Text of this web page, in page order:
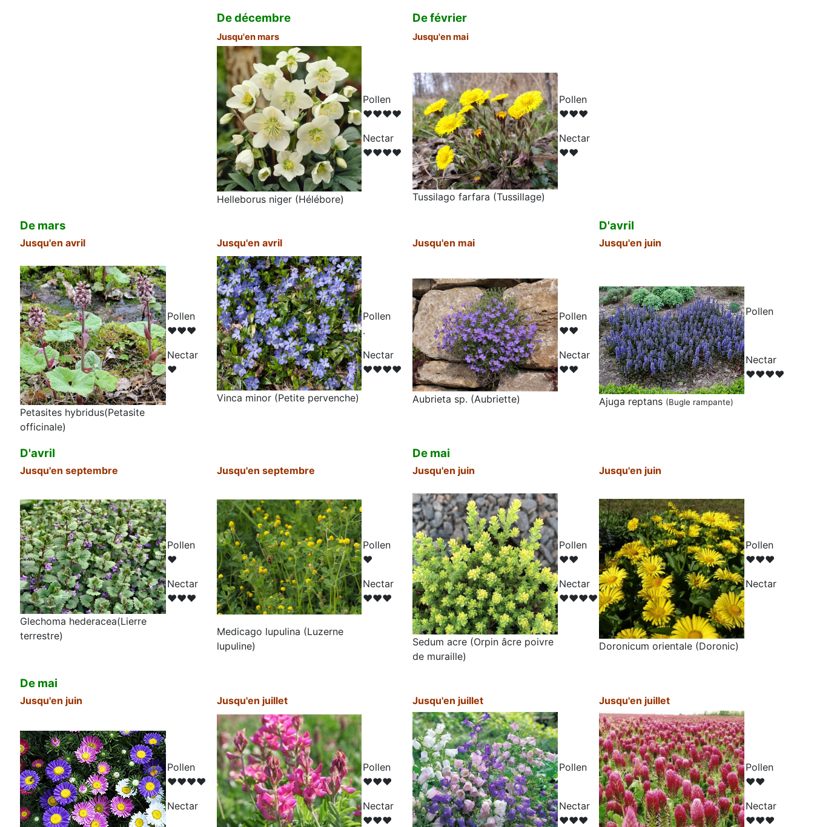
De décembre De février
Jusqu'en mars Jusqu'en mai
Helleborus niger (Hélébore)
Pollen
♥♥♥♥
Nectar
♥♥♥♥
Tussilago farfara (Tussillage)
Pollen
♥♥♥
Nectar
♥♥
De mars D'avril
Jusqu'en avril Jusqu'en avril Jusqu'en mai Jusqu'en juin
Petasites hybridus(Petasite
officinale)
Pollen
♥♥♥
Nectar
♥
Vinca minor (Petite pervenche)
Pollen
.
Nectar
♥♥♥♥
Aubrieta sp. (Aubriette)
Pollen
♥♥
Nectar
♥♥
Ajuga reptans (Bugle rampante)
Pollen
Nectar
♥♥♥♥
D'avril De mai
Jusqu'en septembre Jusqu'en septembre Jusqu'en juin Jusqu'en juin
Glechoma hederacea(Lierre
terrestre)
Pollen
♥
Nectar
♥♥♥
Medicago lupulina (Luzerne
lupuline)
Pollen
♥
Nectar
♥♥♥
Sedum acre (Orpin âcre poivre
de muraille)
Pollen
♥♥
Nectar
♥♥♥♥
Doronicum orientale (Doronic)
Pollen
♥♥♥
Nectar
De mai
Jusqu'en juin Jusqu'en juillet Jusqu'en juillet Jusqu'en juillet
Pollen
♥♥♥♥
Nectar
Pollen
♥♥♥
Nectar
♥♥♥
Pollen
Nectar
♥♥♥
Pollen
♥♥
Nectar
♥♥♥